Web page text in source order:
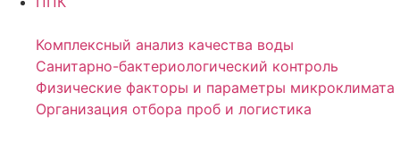
Комплексный анализ качества воды
Санитарно-бактериологический контроль
Физические факторы и параметры микроклимата
Организация отбора проб и логистика